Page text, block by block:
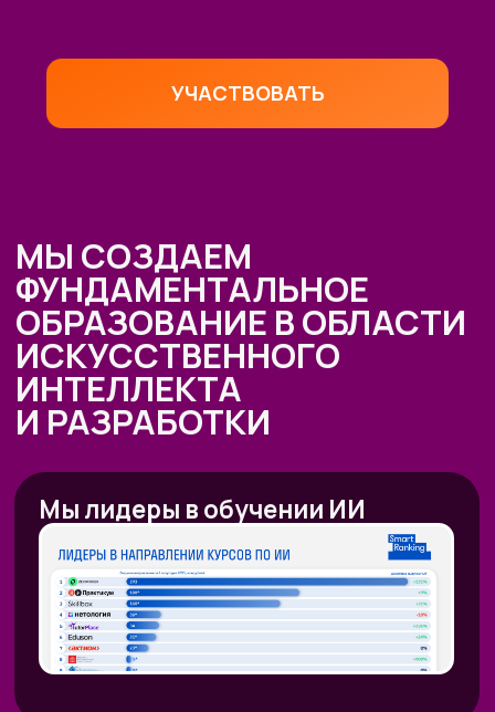
ОБУЧАЕМ ГОС.СЛУЖАЩИХ
Являемся образовательным
партнёром проекта «Цифровая
прокачка», АНО «Цифровая
экономика»
В партнёрстве был разработан
«Нейросети в работе
государственного служащего» и уже
обучено более 350 чиновников таких
регионов как:
— Республика Алтай
— Республика Бурятия
— Карачаево-Черкесская Республика
— Новосибирская область
— Ямало-Ненецкий автономный округ